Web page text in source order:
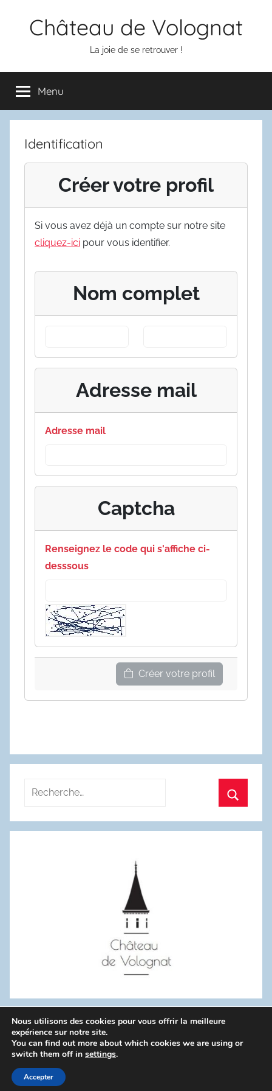
Château de Volognat
La joie de se retrouver !
Menu
Identification
Créer votre profil
Si vous avez déjà un compte sur notre site
cliquez-ici pour vous identifier.
Nom complet
Adresse mail
Adresse mail
Captcha
Renseignez le code qui s'affiche ci-
desssous
Créer votre profil
Recherche
:
WordPress Theme: Donovan by ThemeZee.
Politique de confidentialité
Nous utilisons des cookies pour vous offrir la meilleure
expérience sur notre site.
You can find out more about which cookies we are using or
switch them off in settings.
Accepter